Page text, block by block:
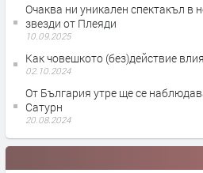
Очаква ни уникален спектакъл в
звезди от Плеяди
10.09.2025
Как човешкото (без)действие
02.10.2024
От България утре ще се
Сатурн
20.08.2024